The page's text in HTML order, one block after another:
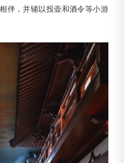
伴，并辅以投壶和酒令等小游